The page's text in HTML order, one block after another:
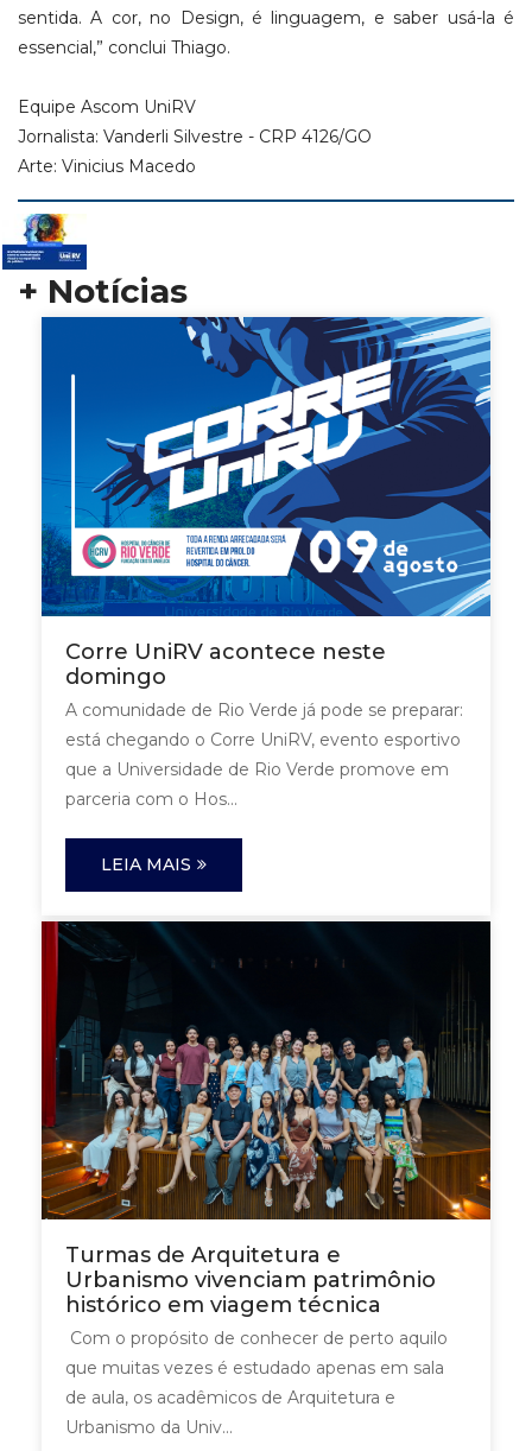
sentida. A cor, no Design, é linguagem, e saber usá-la é
essencial,” conclui Thiago.
Equipe Ascom UniRV
Jornalista: Vanderli Silvestre - CRP 4126/GO
Arte: Vinicius Macedo
+ Notícias
Corre UniRV acontece neste
domingo
A comunidade de Rio Verde já pode se preparar:
está chegando o Corre UniRV, evento esportivo
que a Universidade de Rio Verde promove em
parceria com o Hos...
LEIA MAIS
Turmas de Arquitetura e
Urbanismo vivenciam patrimônio
histórico em viagem técnica
Com o propósito de conhecer de perto aquilo
que muitas vezes é estudado apenas em sala
de aula, os acadêmicos de Arquitetura e
Urbanismo da Univ...